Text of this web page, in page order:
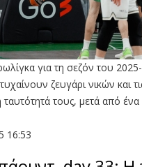
για τη σεζόν του 2025-
ζευγάρι νικών και
τους, μετά από ένα
16:53